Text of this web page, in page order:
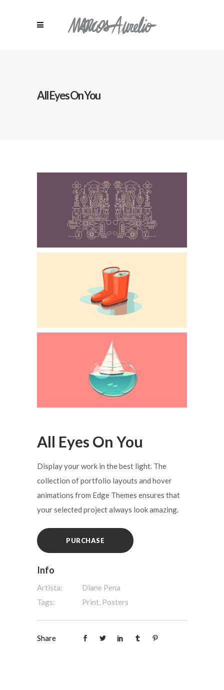
All Eyes On You
All Eyes On You
Display your work in the best light. The
collection of portfolio layouts and hover
animations from Edge Themes ensures that
your selected project always look amazing.
PURCHASE
Info
Artista:
Diane Pena
Tags:
Print, Posters
Share